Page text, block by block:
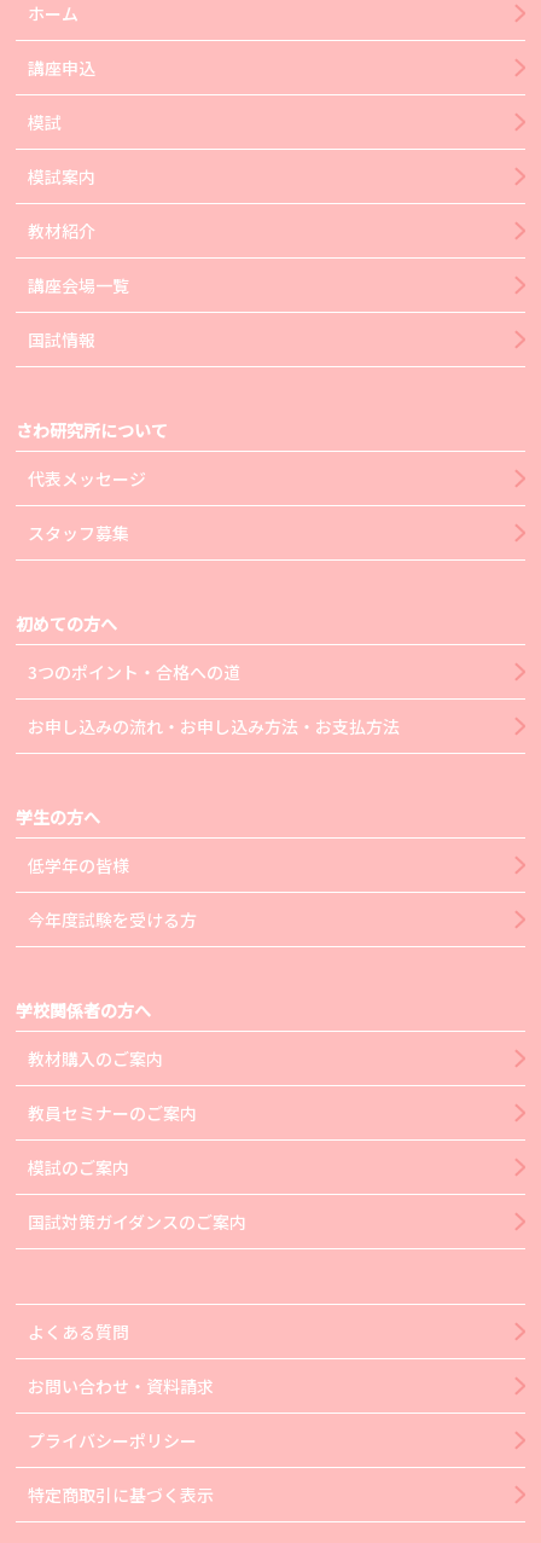
ホーム
講座申込
模試
模試案内
教材紹介
講座会場一覧
国試情報
さわ研究所について
代表メッセージ
スタッフ募集
初めての方へ
3つのポイント・合格への道
お申し込みの流れ・お申し込み方法・お支払方法
学生の方へ
低学年の皆様
今年度試験を受ける方
学校関係者の方へ
教材購入のご案内
教員セミナーのご案内
模試のご案内
国試対策ガイダンスのご案内
よくある質問
お問い合わせ・資料請求
プライバシーポリシー
特定商取引に基づく表示